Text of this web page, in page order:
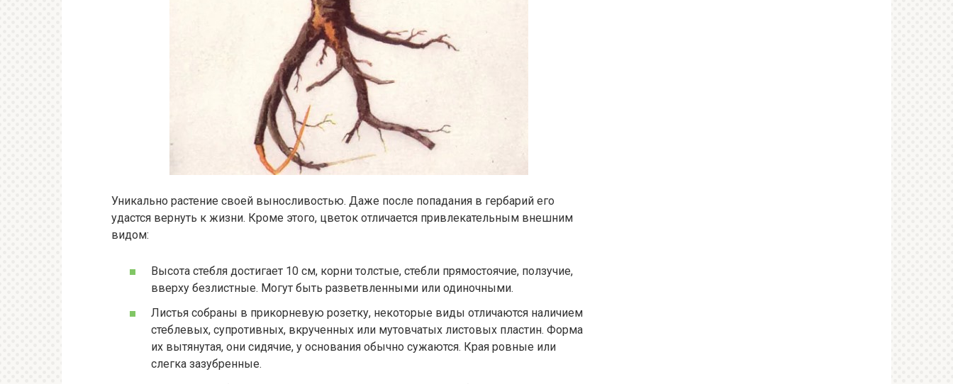
Уникально растение своей выносливостью. Даже после попадания в гербарий его
удастся вернуть к жизни. Кроме этого, цветок отличается привлекательным внешним
видом:
Высота стебля достигает 10 см, корни толстые, стебли прямостоячие, ползучие,
вверху безлистные. Могут быть разветвленными или одиночными.
Листья собраны в прикорневую розетку, некоторые виды отличаются наличием
стеблевых, супротивных, вкрученных или мутовчатых листовых пластин. Форма
их вытянутая, они сидячие, у основания обычно сужаются. Края ровные или
слегка зазубренные.